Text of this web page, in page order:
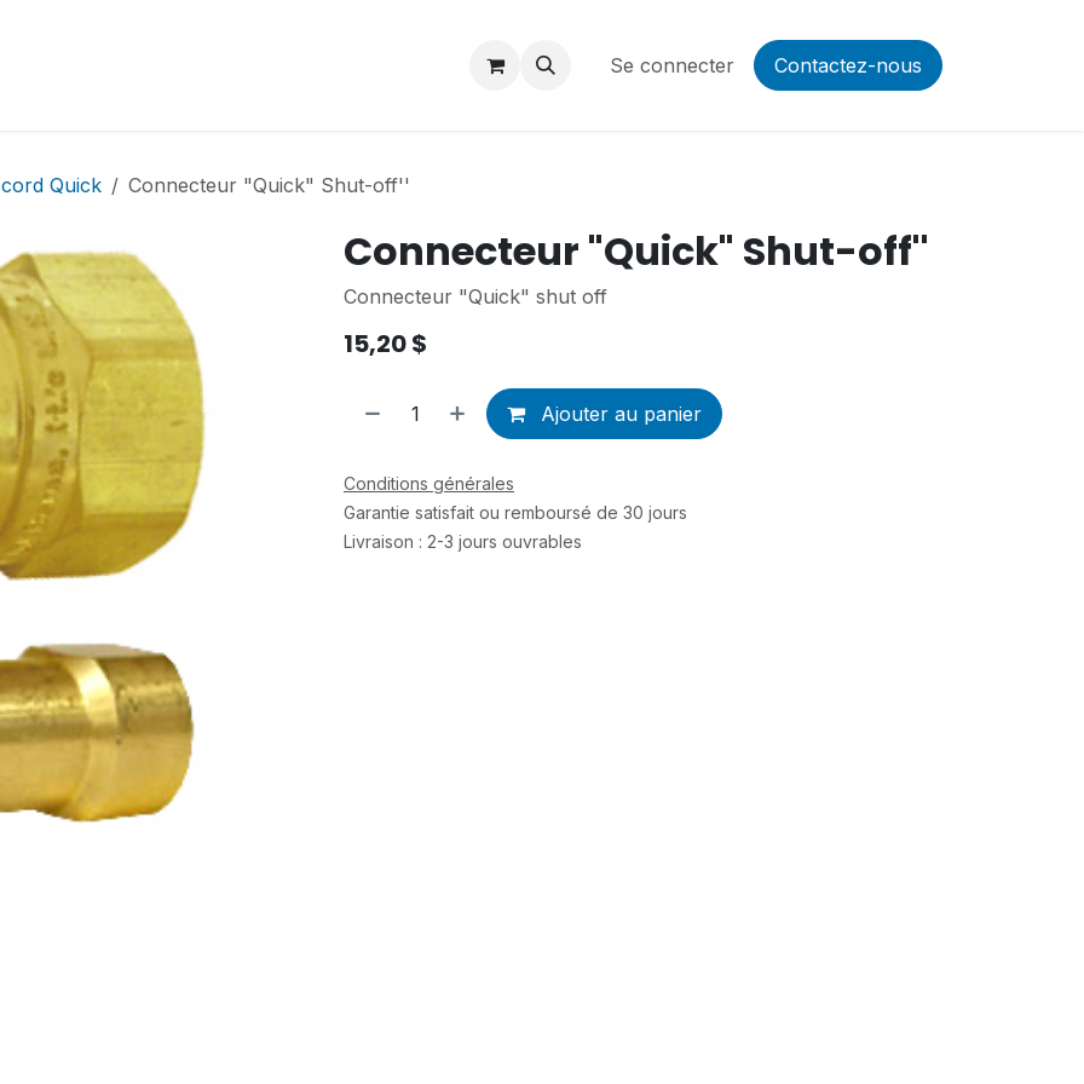
Se connecter Contactez-nous
Quick Connecteur "Quick" Shut-off''
Connecteur "Quick" Shut-off''
Connecteur "Quick" shut off
15,20$
Ajouter au panier
Conditions générales
Garantie satisfait ou remboursé de 30 jours
Livraison : 2-3 jours ouvrables